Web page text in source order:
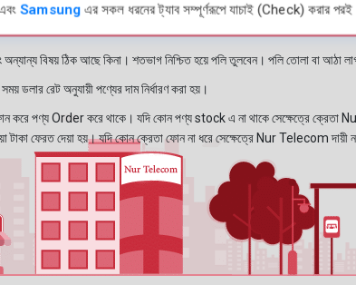
Samsungএর সকল ধরনের ট্যাব সম্পূর্ণরূপে যাচাই (Check) করার পরই
বিষয় ঠিক আছে কিনা। শতভাগ নিশ্চিত হয়ে পলি তুলবেন। পলি তোলা বা আঠা
ডলার রেট অনুযায়ী পণ্যের দাম নির্ধারণ করা হয়।
পণ্য Order করে থাকে। যদি কোন পণ্য stock এ না থাকে সেক্ষেত্রে ক্রেতা
টাকা ফেরত দেয়া হয়। যদি কোন ক্রেতা ফোন না ধরে সেক্ষেত্রে Nur Telecom দায়ী